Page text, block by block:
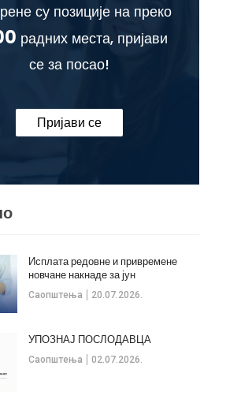
су позиције на преко
радних места, пријави
се за посао!
Пријави се
Саопштења 20.07.2026.
Исплата редовне и привремене
новчане накнаде за јун
Саопштења 02.07.2026.
УПОЗНАЈ ПОСЛОДАВЦА